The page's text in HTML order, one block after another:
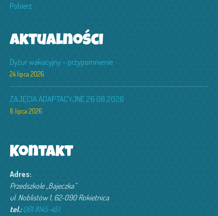
Pobierz
Aktualności
Dyżur wakacyjny – przypomnienie
24 lipca 2026
ZAJĘCIA ADAPTACYJNE 26.08.2026
8 lipca 2026
Kontakt
Adres:
Przedszkole „Bajeczka”
ul. Noblistów 1, 62-090 Rokietnica
tel.:061 8145-451